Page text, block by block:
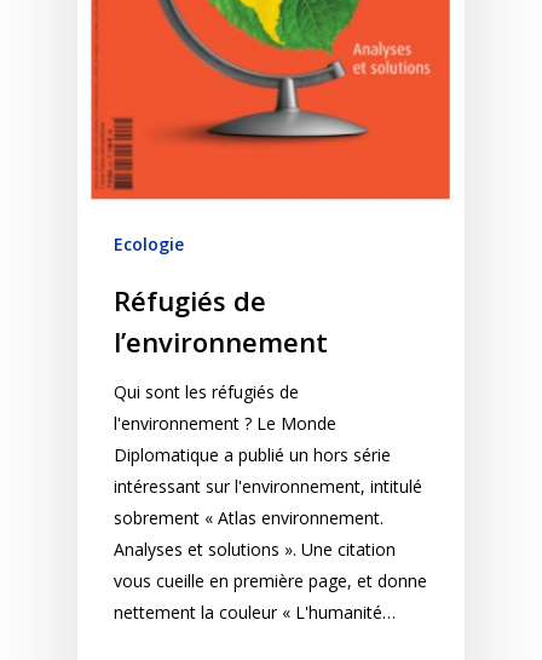
Ecologie
Réfugiés de
l’environnement
Qui sont les réfugiés de
l'environnement ? Le Monde
Diplomatique a publié un hors série
intéressant sur l'environnement, intitulé
sobrement « Atlas environnement.
Analyses et solutions ». Une citation
vous cueille en première page, et donne
nettement la couleur « L'humanité…